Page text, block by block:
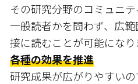
その研究分野のコミュニ
一般読者かを問わず、広
接に読むことが可能になり
各種の効果を推進
研究成果が広がりやすい